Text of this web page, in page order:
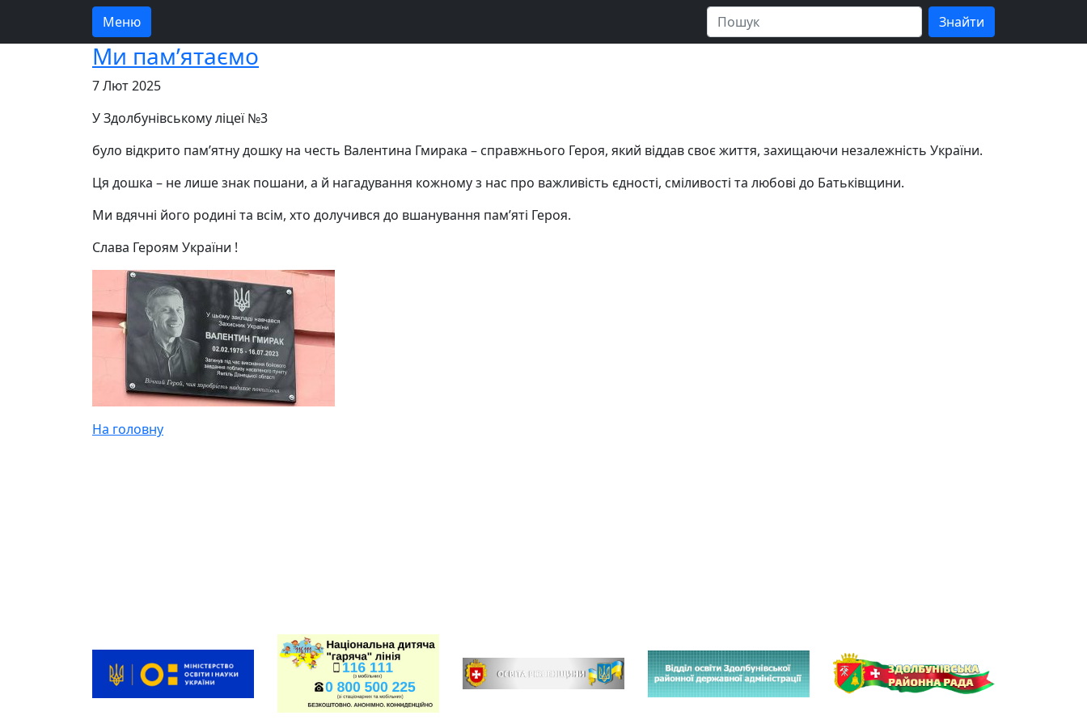
Меню
Ми пам’ятаємо
7 Лют 2025
У Здолбунівському ліцеї №3
було відкрито пам’ятну дошку на честь Валентина Гмирака – справжнього Героя, який віддав своє життя, захищаючи незалежність України.
Ця дошка – не лише знак пошани, а й нагадування кожному з нас про важливість єдності, сміливості та любові до Батьківщини.
Ми вдячні його родині та всім, хто долучився до вшанування пам’яті Героя.
Слава Героям України !
На головну